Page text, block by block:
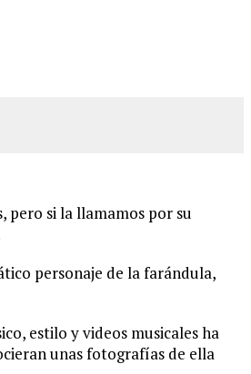
EN BOLÍVAR
LOS TERREMOTOS EN LA GUAIRA
pero si la llamamos por su
personaje de la farándula,
estilo y videos musicales ha
unas fotografías de ella